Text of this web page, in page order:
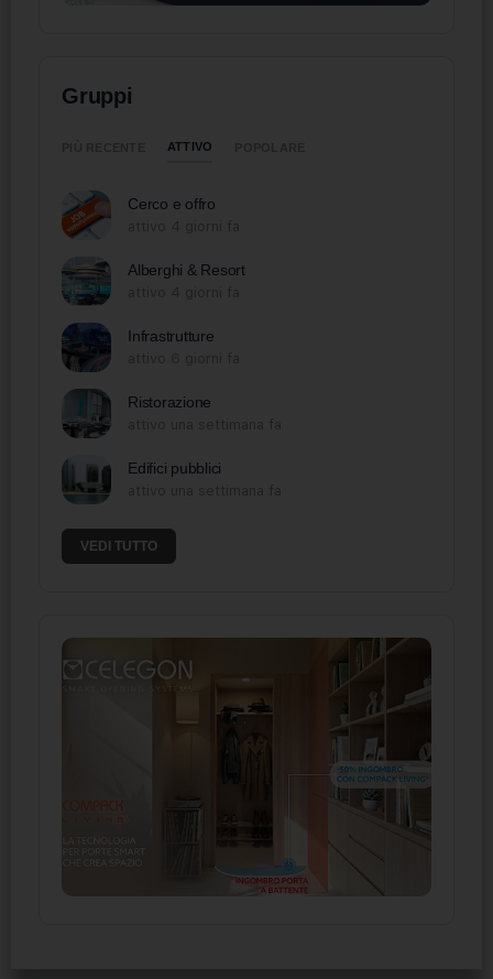
Gruppi
ATTIVO
Cerco e offro
Alberghi & Resort
Infrastrutture
Ristorazione
Edifici pubblici
VEDI TUTTO